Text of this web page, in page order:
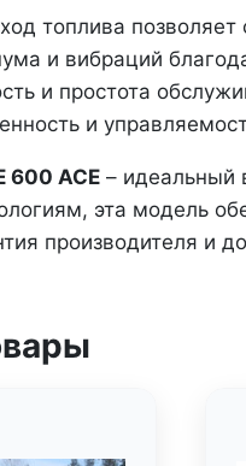
топлива
и вибраций
и простота
и
600 ACE – идеальный
эта модель
производителя и